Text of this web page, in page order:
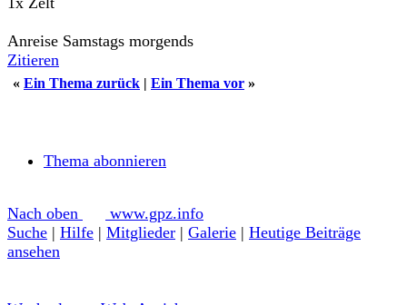
Anreise Samstags morgends
Zitieren
« Ein Thema zurück | Ein Thema vor »
Thema abonnieren
Nach oben
www.gpz.info
Suche | Hilfe | Mitglieder | Galerie | Heutige Beiträge
ansehen